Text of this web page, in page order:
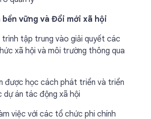
bền vững và Đổi mới xã hội
trình tập trung vào giải quyết các
xã hội và môi trường thông qua
được học cách phát triển và triển
dự án tác động xã hội
việc với các tổ chức phi chính